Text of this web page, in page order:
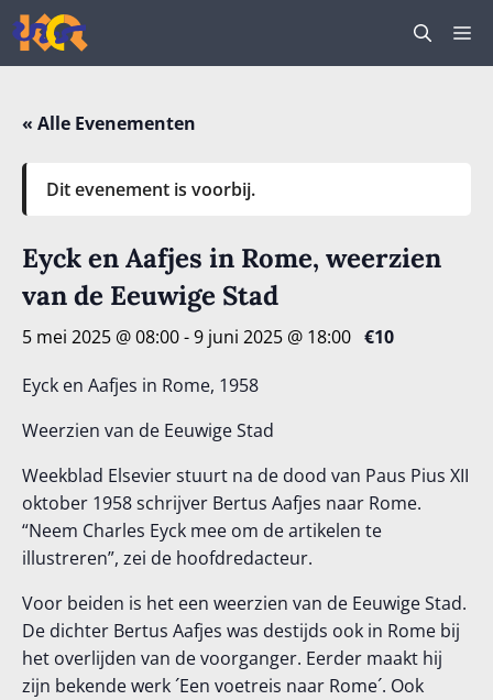
Ga
naar
de
« Alle Evenementen
Dit evenement is voorbij.
Eyck en Aafjes in Rome, weerzien
van de Eeuwige Stad
5 mei 2025 @ 08:00-9 juni 2025 @ 18:00 €10
Eyck en Aafjes in Rome, 1958
Weerzien van de Eeuwige Stad
Weekblad Elsevier stuurt na de dood van Paus Pius XII
oktober 1958 schrijver Bertus Aafjes naar Rome.
“Neem Charles Eyck mee om de artikelen te
illustreren”, zei de hoofdredacteur.
Voor beiden is het een weerzien van de Eeuwige Stad.
De dichter Bertus Aafjes was destijds ook in Rome bij
het overlijden van de voorganger. Eerder maakt hij
zijn bekende werk ´Een voetreis naar Rome´. Ook